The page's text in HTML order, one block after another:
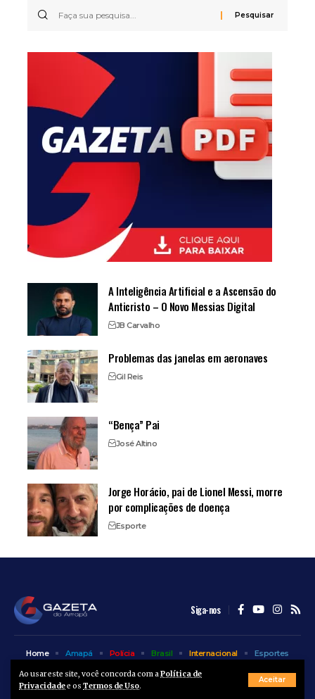
Ao usar este site, você concorda com aPolítica de
Privacidadee os Termos de Uso.
Aceitar
A Inteligência Artificial e a Ascensão do
Anticristo – O Novo Messias Digital
JB Carvalho
Problemas das janelas em aeronaves
Gil Reis
“Bença” Pai
José Altino
Jorge Horácio, pai de Lionel Messi, morre
por complicações de doença
Esporte
Siga-nos
© A Gazeta do Amapá - 2025. Todos os direitos reservados.
Home Amapá Polícia Brasil Internacional
Esportes
Entretenimento